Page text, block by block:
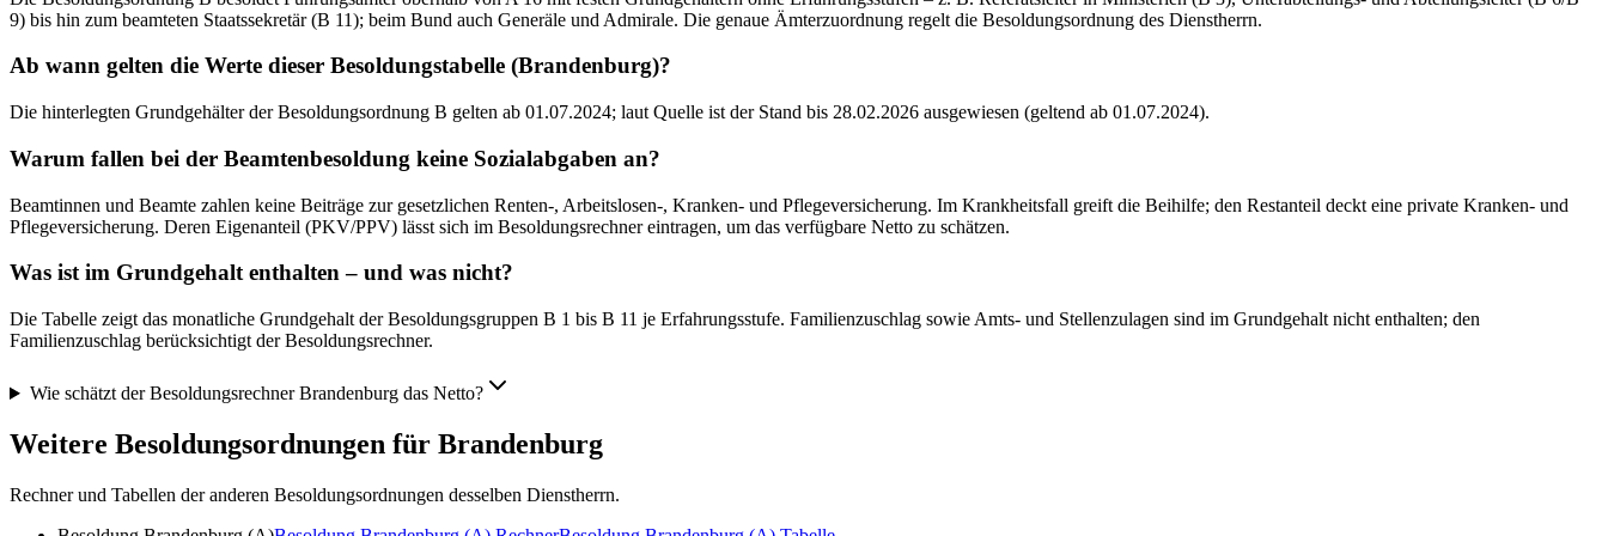
9) bis hin zum beamteten Staatssekretär (B 11); beim Bund auch Generäle und Admirale. Die genaue Ämterzuordnung regelt die Besoldungsordnung des Dienstherrn.
Ab wann gelten die Werte dieser Besoldungstabelle (Brandenburg)?
Die hinterlegten Grundgehälter der Besoldungsordnung B gelten ab 01.07.2024; laut Quelle ist der Stand bis 28.02.2026 ausgewiesen (geltend ab 01.07.2024).
Warum fallen bei der Beamtenbesoldung keine Sozialabgaben an?
Beamtinnen und Beamte zahlen keine Beiträge zur gesetzlichen Renten-, Arbeitslosen-, Kranken- und Pflegeversicherung. Im Krankheitsfall greift die Beihilfe; den Restanteil deckt eine private Kranken- und
Pflegeversicherung. Deren Eigenanteil (PKV/PPV) lässt sich im Besoldungsrechner eintragen, um das verfügbare Netto zu schätzen.
Was ist im Grundgehalt enthalten – und was nicht?
Die Tabelle zeigt das monatliche Grundgehalt der Besoldungsgruppen B 1 bis B 11 je Erfahrungsstufe. Familienzuschlag sowie Amts- und Stellenzulagen sind im Grundgehalt nicht enthalten; den
Familienzuschlag berücksichtigt der Besoldungsrechner.
Wie schätzt der Besoldungsrechner Brandenburg das Netto?
Weitere Besoldungsordnungen für Brandenburg
Rechner und Tabellen der anderen Besoldungsordnungen desselben Dienstherrn.